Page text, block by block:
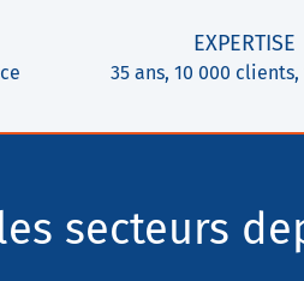
EXPERTISE
35 ans, 10 000 clients,
secteurs